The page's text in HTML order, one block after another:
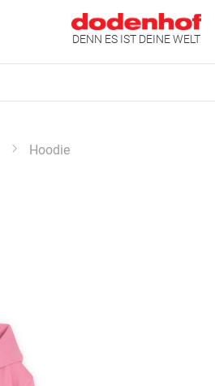
DENN ES IST DEINE WELT
Hoodie